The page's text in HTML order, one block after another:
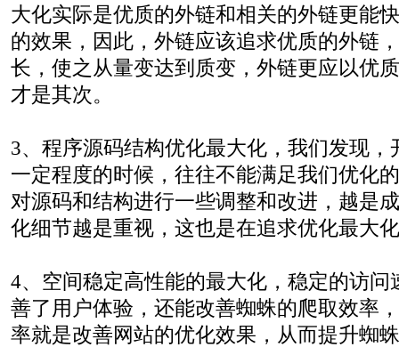
大化实际是优质的外链和相关的外链更能
的效果，因此，外链应该追求优质的外链
长，使之从量变达到质变，外链更应以优
才是其次。
3、程序源码结构优化最大化，我们发现，
一定程度的时候，往往不能满足我们优化
对源码和结构进行一些调整和改进，越是
化细节越是重视，这也是在追求优化最大
4、空间稳定高性能的最大化，稳定的访问
善了用户体验，还能改善蜘蛛的爬取效率
率就是改善网站的优化效果，从而提升蜘